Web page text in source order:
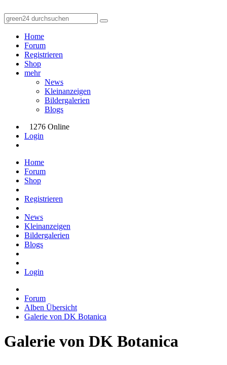
Home
Forum
Registrieren
Shop
mehr
News
Kleinanzeigen
Bildergalerien
Blogs
1276 Online
Login
Home
Forum
Shop
Registrieren
News
Kleinanzeigen
Bildergalerien
Blogs
Login
Forum
Alben Übersicht
Galerie von DK Botanica
Galerie von DK Botanica